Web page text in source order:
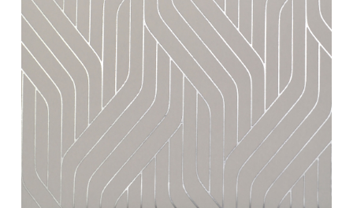
subscription service, Envato
helps creatives like you get
projects done faster.
About Envato
Careers
Privacy Policy